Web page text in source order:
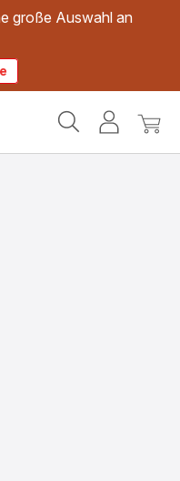
große Auswahl an
Mein
Mein